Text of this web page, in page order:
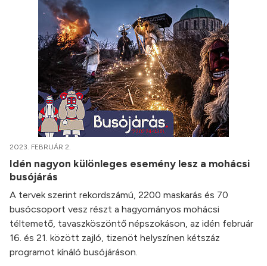
2023. FEBRUÁR 2.
Idén nagyon különleges esemény lesz a mohácsi
busójárás
A tervek szerint rekordszámú, 2200 maskarás és 70
busócsoport vesz részt a hagyományos mohácsi
téltemető, tavaszköszöntő népszokáson, az idén február
16. és 21. között zajló, tizenöt helyszínen kétszáz
programot kínáló busójáráson.